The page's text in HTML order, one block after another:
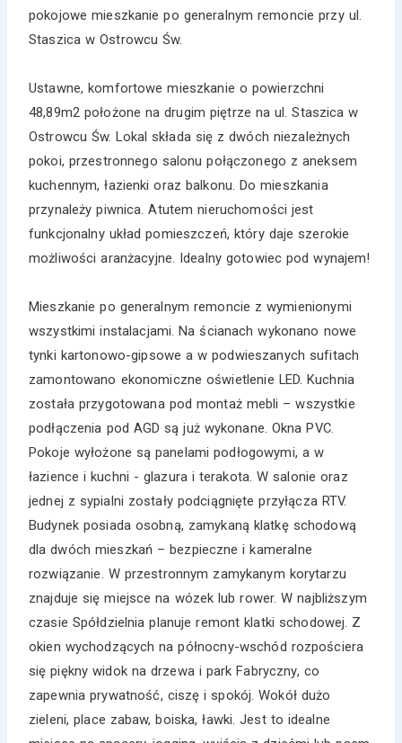
pokojowe mieszkanie po generalnym remoncie przy ul.
Staszica w Ostrowcu Św.
Ustawne, komfortowe mieszkanie o powierzchni
48,89m2 położone na drugim piętrze na ul. Staszica w
Ostrowcu Św. Lokal składa się z dwóch niezależnych
pokoi, przestronnego salonu połączonego z aneksem
kuchennym, łazienki oraz balkonu. Do mieszkania
przynależy piwnica. Atutem nieruchomości jest
funkcjonalny układ pomieszczeń, który daje szerokie
możliwości aranżacyjne. Idealny gotowiec pod wynajem!
Mieszkanie po generalnym remoncie z wymienionymi
wszystkimi instalacjami. Na ścianach wykonano nowe
tynki kartonowo-gipsowe a w podwieszanych sufitach
zamontowano ekonomiczne oświetlenie LED. Kuchnia
została przygotowana pod montaż mebli – wszystkie
podłączenia pod AGD są już wykonane. Okna PVC.
Pokoje wyłożone są panelami podłogowymi, a w
łazience i kuchni - glazura i terakota. W salonie oraz
jednej z sypialni zostały podciągnięte przyłącza RTV.
Budynek posiada osobną, zamykaną klatkę schodową
dla dwóch mieszkań – bezpieczne i kameralne
rozwiązanie. W przestronnym zamykanym korytarzu
znajduje się miejsce na wózek lub rower. W najbliższym
czasie Spółdzielnia planuje remont klatki schodowej. Z
okien wychodzących na północny-wschód rozpościera
się piękny widok na drzewa i park Fabryczny, co
zapewnia prywatność, ciszę i spokój. Wokół dużo
zieleni, place zabaw, boiska, ławki. Jest to idealne